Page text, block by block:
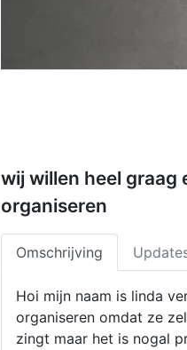
wij willen heel
organiseren
Omschrijving
Hoi mijn naam is linda
organiseren omdat ze
zingt maar het is nogal